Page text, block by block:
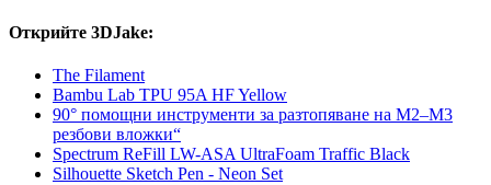
Открийте 3DJake:
The Filament
Bambu Lab TPU 95A HF Yellow
90° помощни инструменти за разтопяване на M2–M3
резбови вложки“
Spectrum ReFill LW-ASA UltraFoam Traffic Black
Silhouette Sketch Pen - Neon Set